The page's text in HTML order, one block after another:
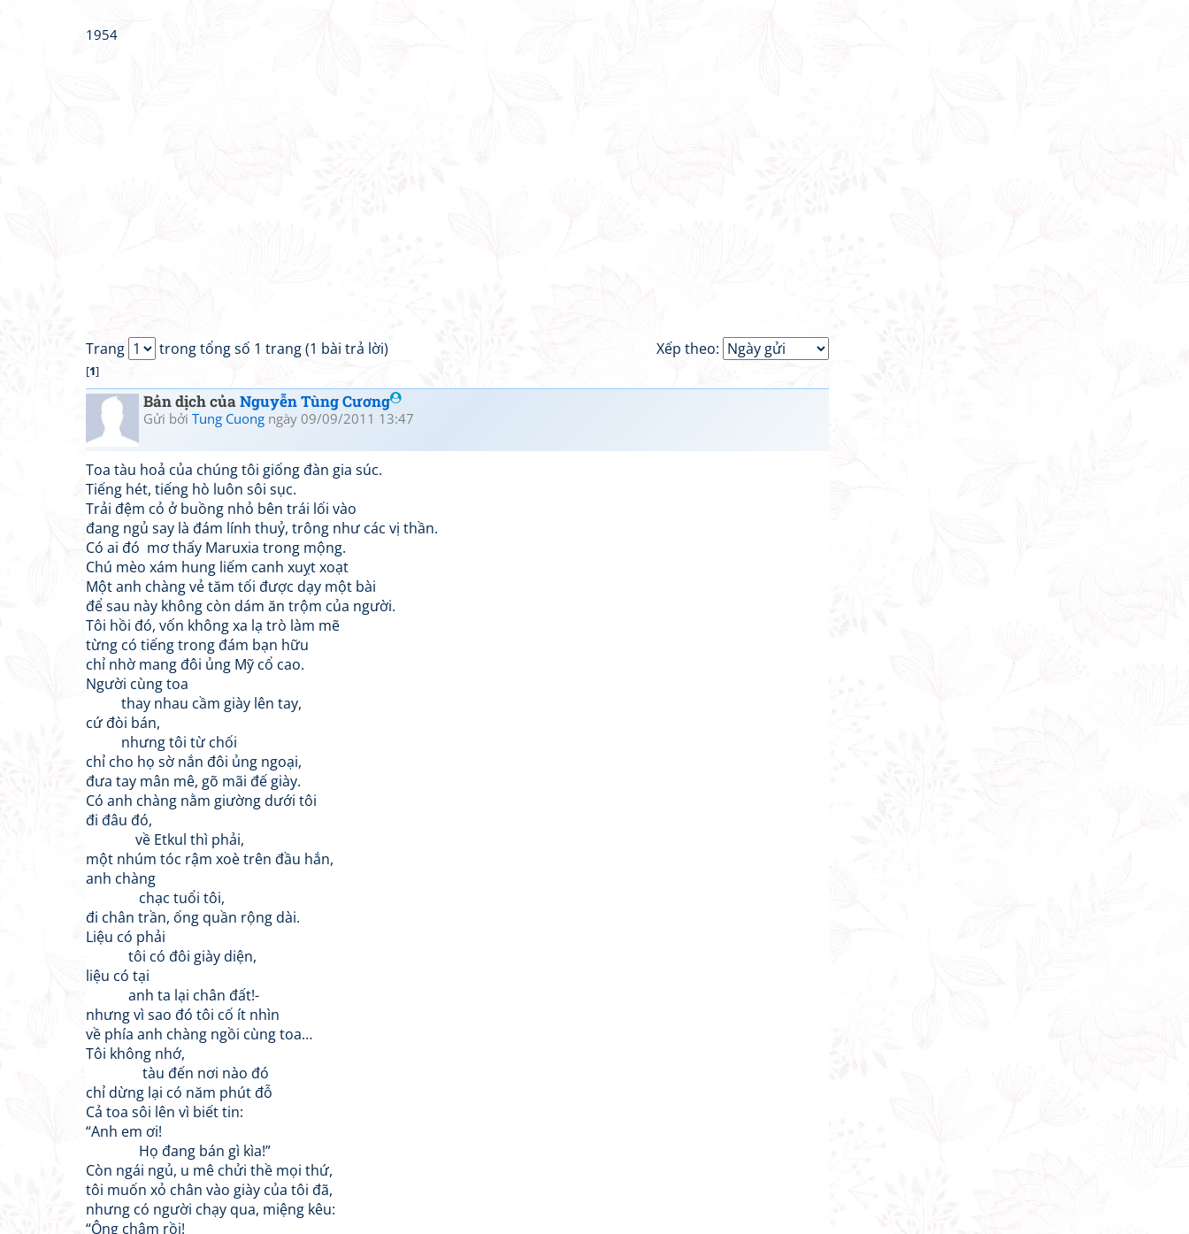
1954
Xếp theo:
Trang trong tổng số 1 trang (1 bài trả lời)
[1]
Bản dịch củaNguyễn Tùng Cương
Gửi bởi Tung Cuong ngày 09/09/2011 13:47
Toa tàu hoả của chúng tôi giống đàn gia súc.
Tiếng hét, tiếng hò luôn sôi sục.
Trải đệm cỏ ở buồng nhỏ bên trái lối vào
đang ngủ say là đám lính thuỷ, trông như các vị thần.
Có ai đó mơ thấy Maruxia trong mộng.
Chú mèo xám hung liếm canh xuỵt xoạt
Một anh chàng vẻ tăm tối được dạy một bài
để sau này không còn dám ăn trộm của người.
Tôi hồi đó, vốn không xa lạ trò làm mẽ
từng có tiếng trong đám bạn hữu
chỉ nhờ mang đôi ủng Mỹ cổ cao.
Người cùng toa
thay nhau cầm giày lên tay,
cứ đòi bán,
nhưng tôi từ chối
chỉ cho họ sờ nắn đôi ủng ngoại,
đưa tay mân mê, gõ mãi đế giày.
Có anh chàng nằm giường dưới tôi
đi đâu đó,
về Etkul thì phải,
một nhúm tóc rậm xoè trên đầu hắn,
anh chàng
chạc tuổi tôi,
đi chân trần, ống quần rộng dài.
Liệu có phải
tôi có đôi giày diện,
liệu có tại
anh ta lại chân đất!-
nhưng vì sao đó tôi cố ít nhìn
về phía anh chàng ngồi cùng toa…
Tôi không nhớ,
tàu đến nơi nào đó
chỉ dừng lại có năm phút đỗ
Cả toa sôi lên vì biết tin:
“Anh em ơi!
Họ đang bán gì kìa!”
Còn ngái ngủ, u mê chửi thề mọi thứ,
tôi muốn xỏ chân vào giày của tôi đã,
nhưng có người chạy qua, miệng kêu:
“Ông chậm rồi!